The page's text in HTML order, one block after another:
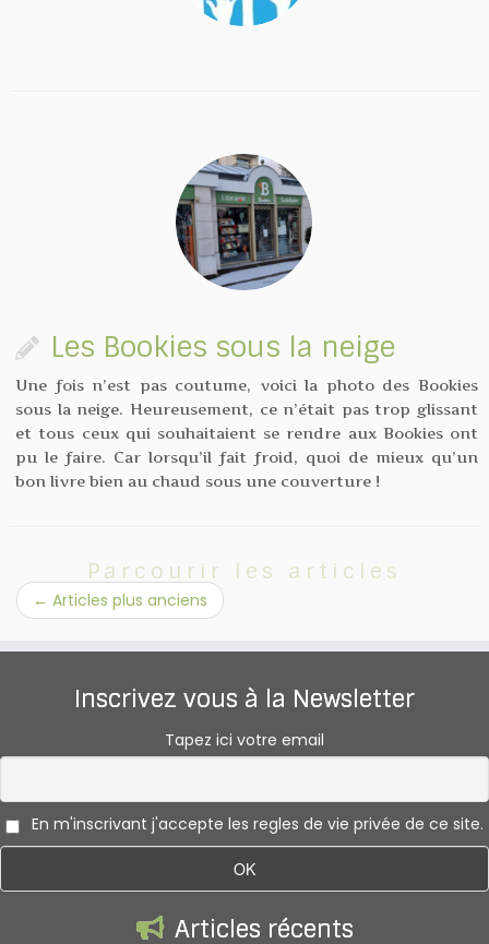
Les Bookies sous la neige
Une fois n’est pas coutume, voici la photo des Bookies
sous la neige. Heureusement, ce n’était pas trop glissant
et tous ceux qui souhaitaient se rendre aux Bookies ont
pu le faire. Car lorsqu’il fait froid, quoi de mieux qu’un
bon livre bien au chaud sous une couverture !
Parcourir les articles
← Articles plus anciens
Inscrivez vous à la Newsletter
Tapez ici votre email
En m'inscrivant j'accepte les regles de vie privée de ce site.
Articles récents